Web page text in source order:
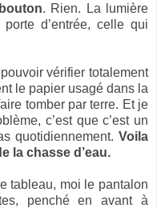
. Rien. La lumière
d’entrée, celle qui
vérifier totalement
le papier usagé dans la
tomber par terre. Et je
c’est que c’est un
quotidiennement. Voila
la chasse d’eau.
tableau, moi le pantalon
penché en avant à